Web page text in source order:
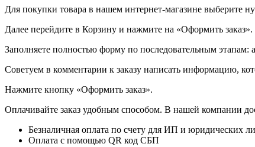
Для покупки товара в нашем интернет-магазине выберите
Далее перейдите в Корзину и нажмите на «Оформить заказ».
​​​​​​​Заполняете полностью форму по последовательным этапам:
​​​​​​​Советуем в комментарии к заказу написать информацию,
​​​​​​​Нажмите кнопку «Оформить заказ».
Оплачивайте заказ удобным способом. В нашей компании
Безналичная оплата по счету для ИП и юридических
Оплата с помощью QR код СБП